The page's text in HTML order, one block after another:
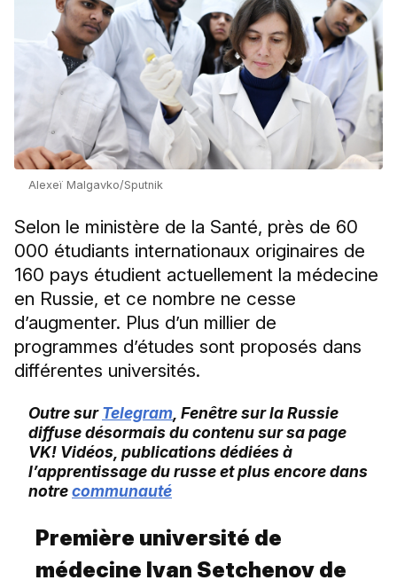
Alexeï Malgavko/Sputnik
Selon le ministère de la Santé, près de 60
000 étudiants internationaux originaires de
160 pays étudient actuellement la médecine
en Russie, et ce nombre ne cesse
d’augmenter. Plus d’un millier de
programmes d’études sont proposés dans
différentes universités.
Outre surTelegram , Fenêtre sur la Russie
diffuse désormais du contenu sur sa page
VK! Vidéos, publications dédiées à
l’apprentissage du russe et plus encore dans
notrecommunauté
Première université de
médecine Ivan Setchenov de